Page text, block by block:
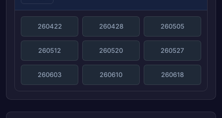
260422 260428 260505
260512 260520 260527
260603 260610 260618